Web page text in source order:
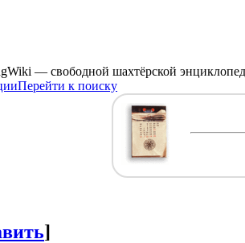
— свободной шахтёрской
Перейти к поиску
]